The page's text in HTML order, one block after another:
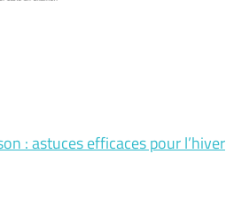
: astuces efficaces pour l’hiver